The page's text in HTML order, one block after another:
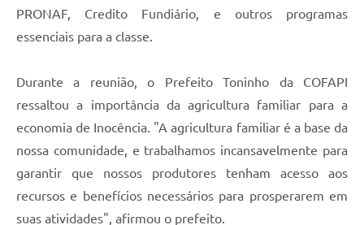
PRONAF, Credito Fundiário, e outros programas
essenciais para a classe.
Durante a reunião, o Prefeito Toninho da COFAPI
ressaltou a importância da agricultura familiar para a
economia de Inocência. "A agricultura familiar é a base da
nossa comunidade, e trabalhamos incansavelmente para
garantir que nossos produtores tenham acesso aos
recursos e benefícios necessários para prosperarem em
suas atividades", afirmou o prefeito.